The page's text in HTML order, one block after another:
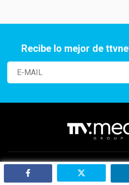
Recibe lo mejor de
Paraguay 2141 Of. 401, Aguada